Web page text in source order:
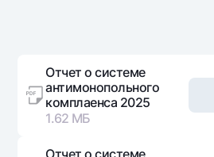
Найти
Полезные ссылки
Часто задаваемые вопросы
Пресс-центр
Отчет о системе
антимонопольного
комплаенса 2025
1.62 МБ
Отчет о системе